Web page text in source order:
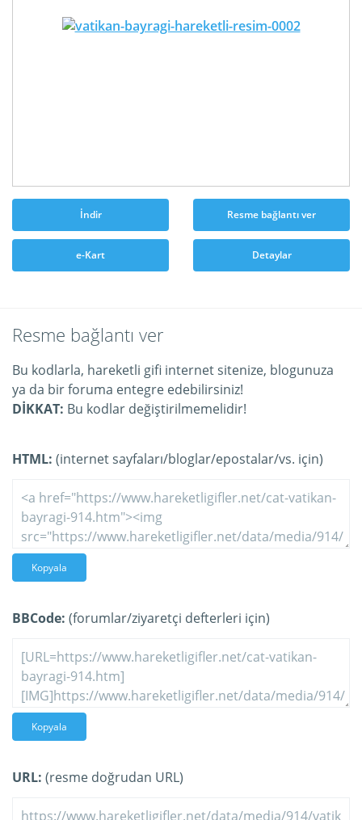
İndir Resme bağlantı ver
e-Kart Detaylar
Resme bağlantı ver
Bu kodlarla, hareketli gifi internet sitenize, blogunuza
ya da bir foruma entegre edebilirsiniz!
DİKKAT: Bu kodlar değiştirilmemelidir!
HTML: (internet sayfaları/bloglar/epostalar/vs. için)
Kopyala
BBCode: (forumlar/ziyaretçi defterleri için)
Kopyala
URL: (resme doğrudan URL)